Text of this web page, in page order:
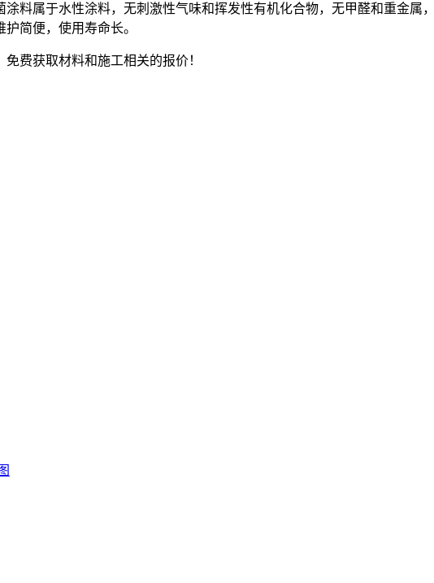
料属于水性涂料，无刺激性气味和挥发性有机化合物，无甲醛和重金属
简便，使用寿命长。
费获取材料和施工相关的报价！